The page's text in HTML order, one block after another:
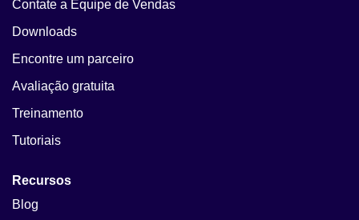
Contate a Equipe de Vendas
Downloads
Encontre um parceiro
Avaliação gratuita
Treinamento
Tutoriais
Recursos
Blog